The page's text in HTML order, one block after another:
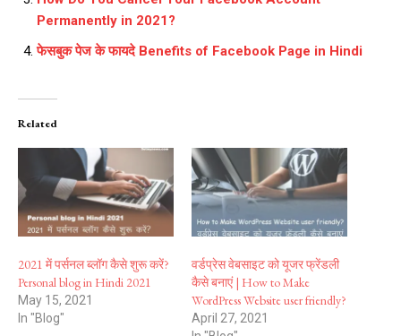
Permanently in 2021?
फेसबुक पेज के फायदे Benefits of Facebook Page in Hindi
Related
2021 में पर्सनल ब्लॉग कैसे शुरू करें?
Personal blog in Hindi 2021
May 15, 2021
In "Blog"
वर्डप्रेस वेबसाइट को यूजर फ्रेंडली
कैसे बनाएं | How to Make
WordPress Website user friendly?
April 27, 2021